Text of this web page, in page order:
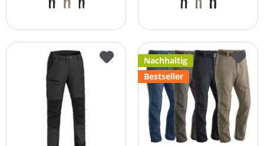
Nachhaltig
Bestseller